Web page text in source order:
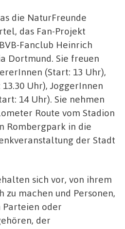
die NaturFreunde
das Fan-Projekt
Fanclub Heinrich
Dortmund. Sie freuen
(Start: 13 Uhr),
Uhr), JoggerInnen
14 Uhr). Sie nehmen
Route vom Stadion
Rombergpark in die
der Stadt
sich vor, von ihrem
zu machen und Per­sonen,
oder
der